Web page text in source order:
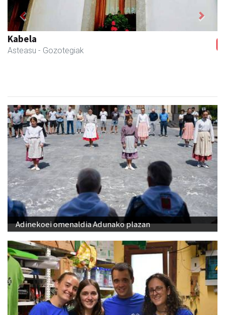
Kabela
Asteasu - Gozotegiak
Previous Next
Adinekoei omenaldia Adunako plazan